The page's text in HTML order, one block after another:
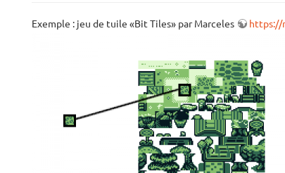
Exemple : jeu de tuile «Bit Tiles» par Marceles https://